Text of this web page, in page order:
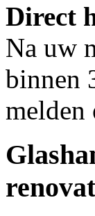
Direct
Na uw
binnen
melden